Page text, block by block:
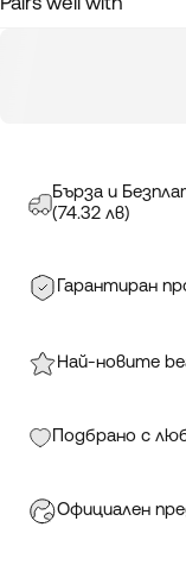
Бърза и
(74.32 лв)
Гарантиран
Най-новите
Подбрано с
Официален